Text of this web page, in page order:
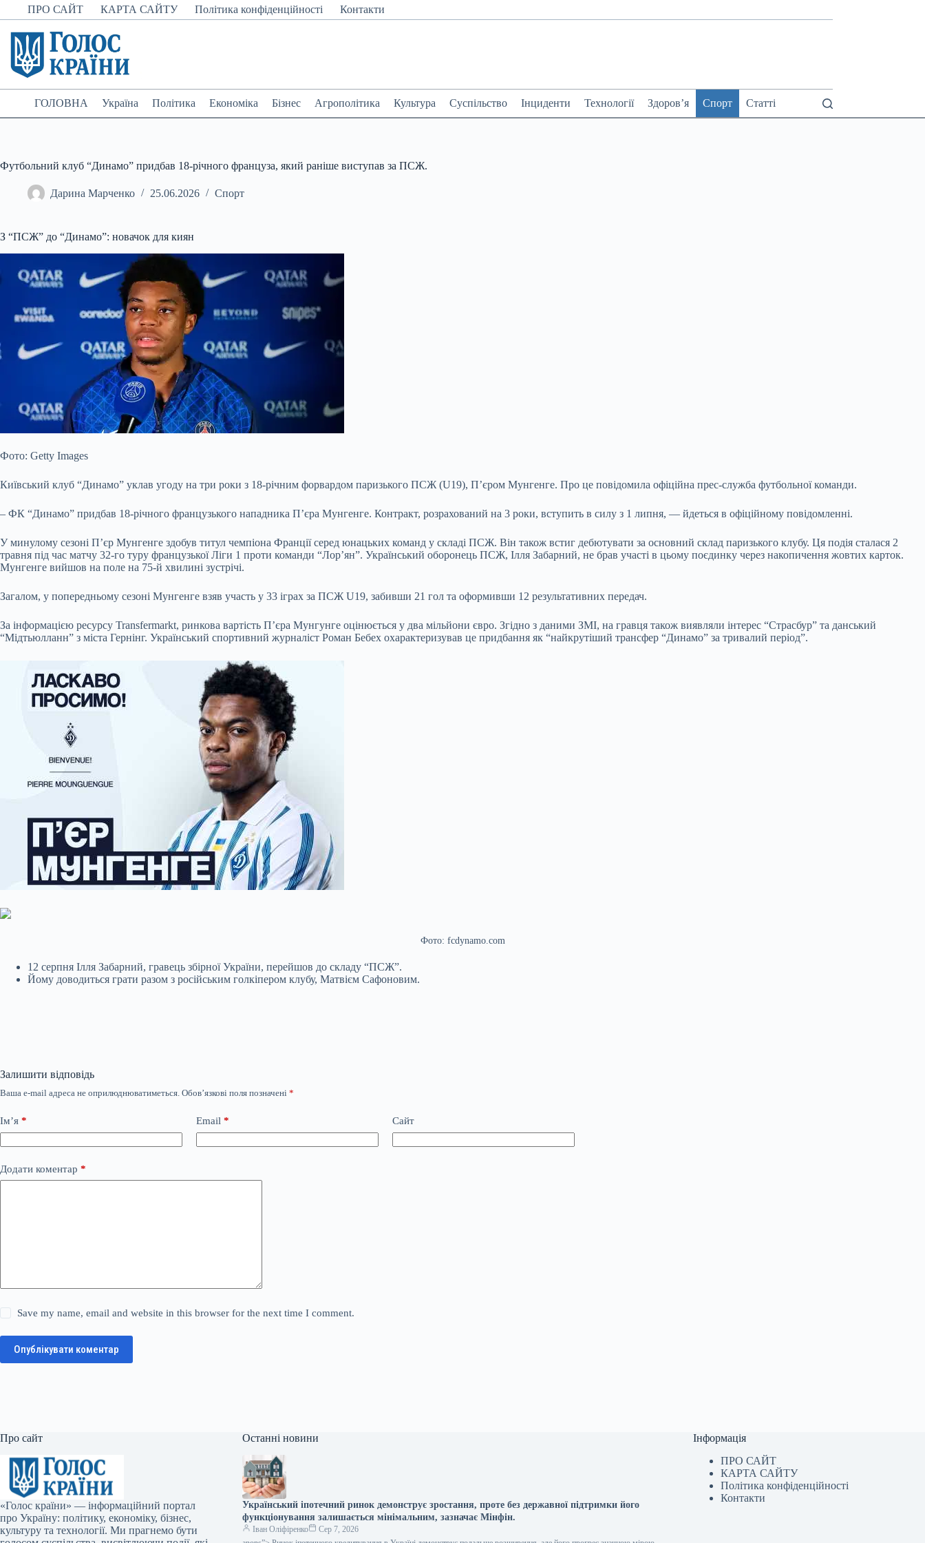
Перейти
до
вмісту
ПРО САЙТ КАРТА САЙТУ Політика конфіденційності Контакти
ГОЛОВНА Україна Політика Економіка Бізнес Агрополітика Культура Суспільство Інциденти Технології Здоров’я Спорт Статті
Футбольний клуб “Динамо” придбав 18-річного француза, який раніше виступав за ПСЖ.
Дарина Марченко 25.06.2026 Спорт
З “ПСЖ” до “Динамо”: новачок для киян
Фото: Getty Images
Київський клуб “Динамо” уклав угоду на три роки з 18-річним форвардом паризького ПСЖ (U19), П’єром Мунгенге. Про це повідомила офіційна прес-служба футбольної команди.
– ФК “Динамо” придбав 18-річного французького нападника П’єра Мунгенге. Контракт, розрахований на 3 роки, вступить в силу з 1 липня, — йдеться в офіційному повідомленні.
У минулому сезоні П’єр Мунгенге здобув титул чемпіона Франції серед юнацьких команд у складі ПСЖ. Він також встиг дебютувати за основний склад паризького клубу. Ця подія сталася 2
травня під час матчу 32-го туру французької Ліги 1 проти команди “Лор’ян”. Український оборонець ПСЖ, Ілля Забарний, не брав участі в цьому поєдинку через накопичення жовтих карток.
Мунгенге вийшов на поле на 75-й хвилині зустрічі.
Загалом, у попередньому сезоні Мунгенге взяв участь у 33 іграх за ПСЖ U19, забивши 21 гол та оформивши 12 результативних передач.
За інформацією ресурсу Transfermarkt, ринкова вартість П’єра Мунгунге оцінюється у два мільйони євро. Згідно з даними ЗМІ, на гравця також виявляли інтерес “Страсбур” та данський
“Мідтьюлланн” з міста Гернінг. Український спортивний журналіст Роман Бебех охарактеризував це придбання як “найкрутіший трансфер “Динамо” за тривалий період”.
Фото: fcdynamo.com
12 серпня Ілля Забарний, гравець збірної України, перейшов до складу “ПСЖ”.
Йому доводиться грати разом з російським голкіпером клубу, Матвієм Сафоновим.
Залишити відповідь
Ваша e-mail адреса не оприлюднюватиметься. Обов’язкові поля позначені *
Ім’я * Email * Сайт
Додати коментар *
Save my name, email and website in this browser for the next time I comment.
Опублікувати коментар
Про сайт
«Голос країни» — інформаційний портал
про Україну: політику, економіку, бізнес,
культуру та технології. Ми прагнемо бути
Останні новини
Український іпотечний ринок демонструє зростання, проте без державної підтримки його
функціонування залишається мінімальним, зазначає Мінфін.
Іван Оліфіренко
Сер 7, 2026
Інформація
ПРО САЙТ
КАРТА САЙТУ
Політика конфіденційності
Контакти